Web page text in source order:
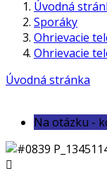
Úvodná
Sporáky
Ohrievacie
Ohrievacie
Úvodná stránka
Na otázku -
